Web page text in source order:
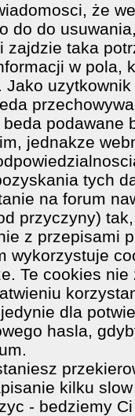
że
do do
zajdzie taka
w pola,
Jako
podawane
jednakze
tych
na forum
przyczyny)
z przepisami
wykorzystuje
Te cookies
dla
hasla,
kilku
- bedziemy